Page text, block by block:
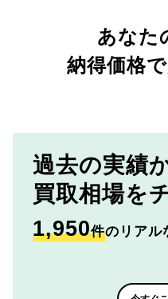
あなた
納得価格
過去の実績
買取相場を
1,950件のリアル